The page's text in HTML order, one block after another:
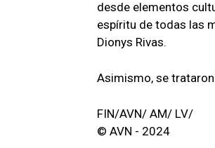
desde elementos
espíritu de todas las
Dionys Rivas.
Asimismo, se
FIN/AVN/ AM/ LV/
© AVN - 2024